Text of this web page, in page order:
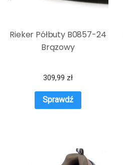
Rieker Półbuty B0857-24
Brązowy
309,99 zł
Sprawdź